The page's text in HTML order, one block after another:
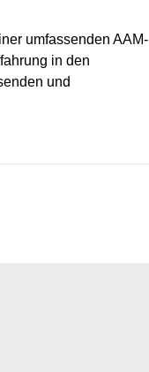
umfassenden AAM-
in den
und